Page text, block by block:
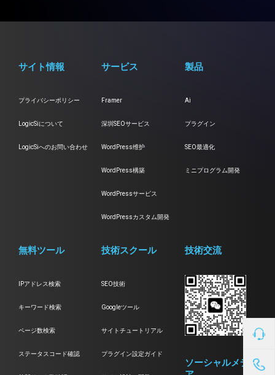
サイト情報
プライバシーポリシー
LogicSiについて
LogicSiへのお問い合わせ
サービス
Framer
深圳SEOサービス
WordPress维护
WordPress構築
WordPressサービス
WordPressカスタム開発
製品
Ai
プラグイン
SEO最適化
ミニプログラム開発
無料ツール
IPアドレス検索
キーワード検索
ページ数検索
ステータスコード確認
技術スクール
SEO技術
Googleツール
サイトチュートリアル
プラグイン設定ガイド
技術交流
ソーシャルメディ